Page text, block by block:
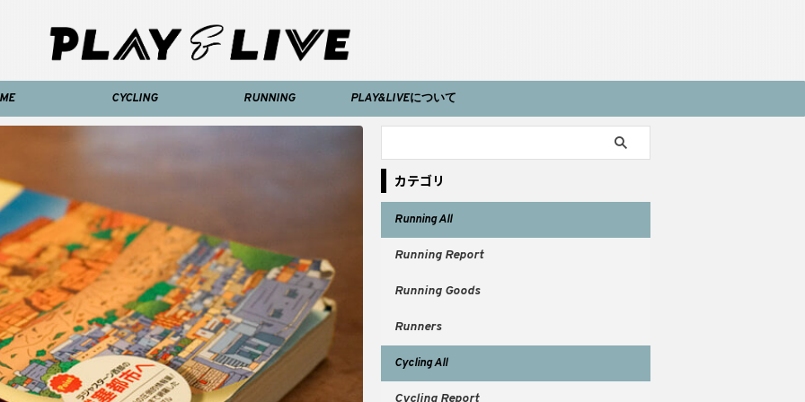
CYCLING RUNNING PLAY&LIVEについて
カテゴリ
Running All
Running Report
Running Goods
Runners
Cycling All
Cycling Report